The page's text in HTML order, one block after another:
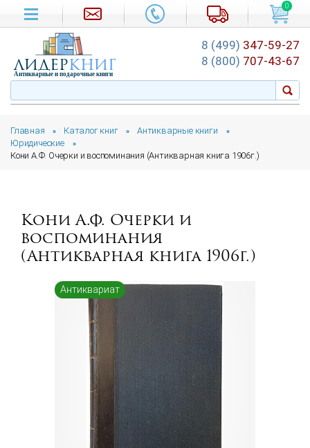
Главная » Каталог книг » Антикварные книги »
Юридические »
Кони А.Ф. Очерки и воспоминания (Антикварная книга 1906г.)
Кони А.Ф. Очерки и
воспоминания
(Антикварная книга 1906г.)
Антиквариат
0
лидеркниг
Антикварные и подарочные книги
8 (499) 347-59-27
8 (800) 707-43-67